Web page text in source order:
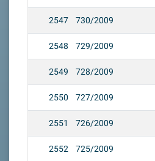
2547 730/2009
2548 729/2009
2549 728/2009
2550 727/2009
2551 726/2009
2552 725/2009